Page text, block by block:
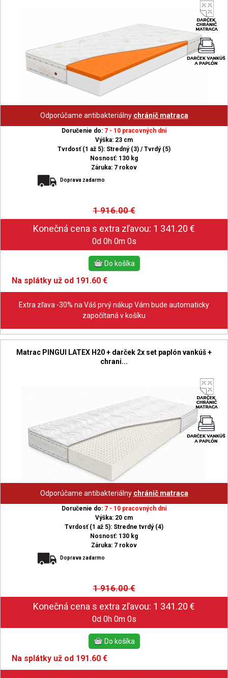
Odporúčame antibakteriálny chránič matraca
Doručenie do: 7 - 10 pracovných dní
Výška: 23 cm
Tvrdosť (1 až 5): Stredný (3) / Tvrdý (5)
Nosnosť: 130 kg
Záruka: 7 rokov
Doprava zadarmo
1 916.00€
0d 0h 0m 0s
Na splátky už od 191.60 €
Extra zľava -30% na Váš prvý nákup Vám bude automaticky
započítaná v košíku
Matrac PINGUI LATEX H20 + darček 2x set paplón vankúš +
chrani...
Odporúčame antibakteriálny chránič matraca
Doručenie do: 7 - 10 pracovných dní
Výška: 20 cm
Tvrdosť (1 až 5): Stredne tvrdý (4)
Nosnosť: 130 kg
Záruka: 7 rokov
Doprava zadarmo
1 916.00€
0d 0h 0m 0s
Na splátky už od 191.60 €